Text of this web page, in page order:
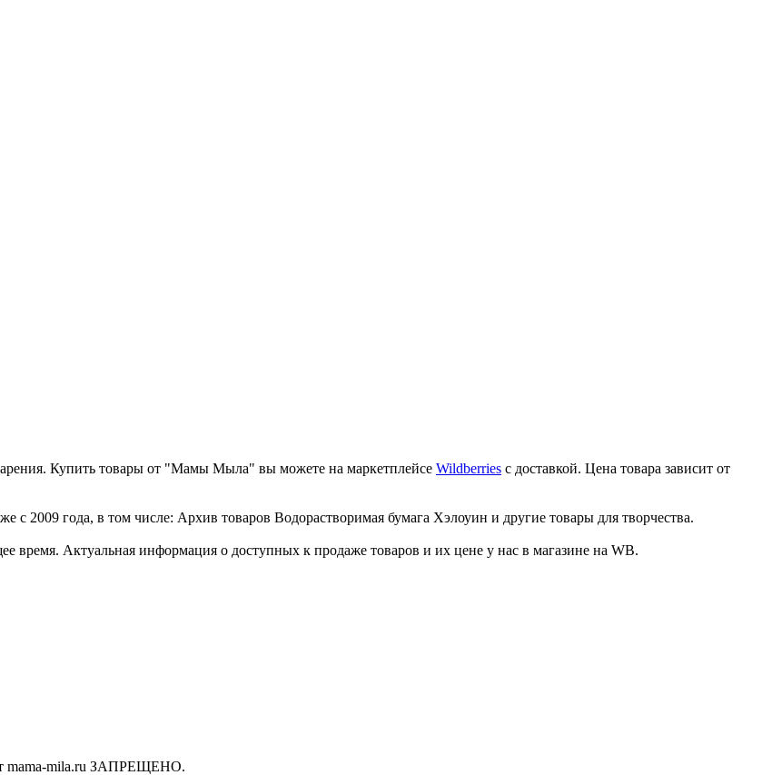
Купить товары от "Мамы Мыла" вы можете на маркетплейсе Wildberries с доставкой. Цена товара зависит от
2009 года, в том числе: Архив товаров Водорастворимая бумага Хэлоуин и другие товары для творчества.
Актуальная информация о доступных к продаже товаров и их цене у нас в магазине на WB.
mama-mila.ru ЗАПРЕЩЕНО.